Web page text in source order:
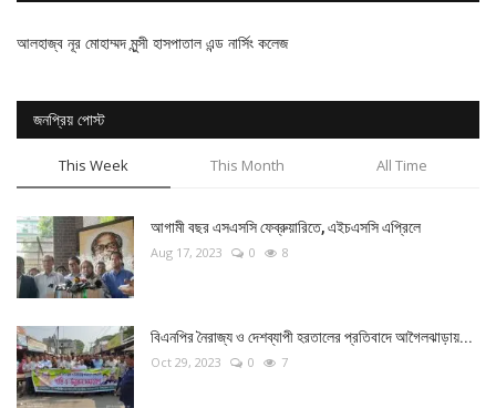
আলহাজ্ব নূর মোহাম্মদ মুন্সী হাসপাতাল এন্ড নার্সিং কলেজ
জনপ্রিয় পোস্ট
This Week This Month All Time
আগামী বছর এসএসসি ফেব্রুয়ারিতে, এইচএসসি এপ্রিলে
Aug 17, 2023 0 8
বিএনপির নৈরাজ্য ও দেশব্যাপী হরতালের প্রতিবাদে আগৈলঝাড়ায়...
Oct 29, 2023 0 7